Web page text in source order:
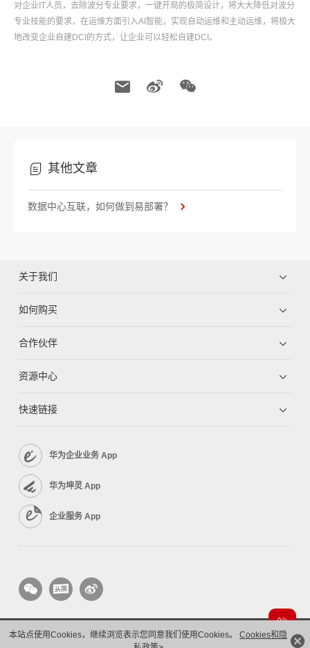
本站点使用Cookies，继续浏览表示您同意我们使用Cookies。 Cookies和隐
对企业IT人员，去除波分专业要求，一键开局的极简设计，将大大降低对波分
专业技能的要求，在运维方面引入AI智能，实现自动运维和主动运维，将极大
地改变企业自建DCI的方式，让企业可以轻松自建DCI。
其他文章
数据中心互联，如何做到易部署？
关于我们
如何购买
合作伙伴
资源中心
快速链接
华为企业业务 App
华为坤灵 App
企业服务 App
版权所有 © 华为技术有限公司 1998-2026。 保留一切权利。粤A2-20044005号
隐私保护
法律声明